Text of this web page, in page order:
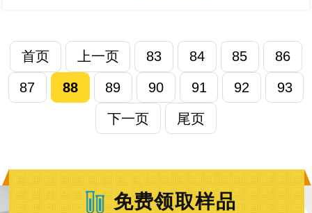
首页 上一页 83 84 85 86
87 88 89 90 91 92 93
下一页 尾页
免费领取样品